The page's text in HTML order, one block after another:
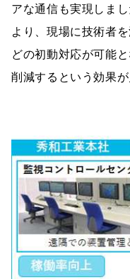
アな通信も実現しま
より、現場に技術者
どの初動対応が可能
削減するという効果